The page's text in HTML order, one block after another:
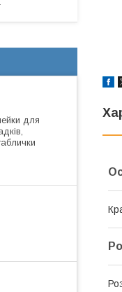
для